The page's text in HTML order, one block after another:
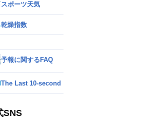
スポーツ天気
乾燥指数
予報に関するFAQ
The Last 10-second
SNS